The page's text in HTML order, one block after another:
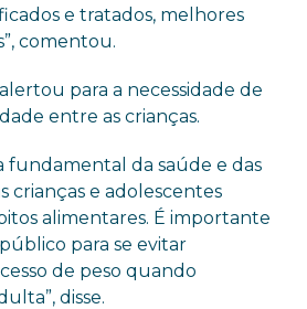
e tratados, melhores
comentou.
para a necessidade de
entre as crianças.
fundamental da saúde e das
crianças e adolescentes
alimentares. É importante
para se evitar
de peso quando
disse.